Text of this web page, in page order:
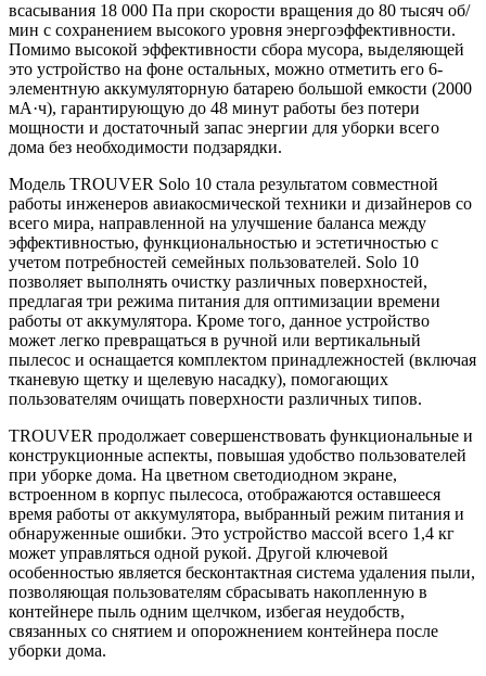
всасывания 18 000 Па при скорости вращения до 80 тысяч об/
мин с сохранением высокого уровня энергоэффективности.
Помимо высокой эффективности сбора мусора, выделяющей
это устройство на фоне остальных, можно отметить его 6-
элементную аккумуляторную батарею большой емкости (2000
мА·ч), гарантирующую до 48 минут работы без потери
мощности и достаточный запас энергии для уборки всего
дома без необходимости подзарядки.
Модель TROUVER Solo 10 стала результатом совместной
работы инженеров авиакосмической техники и дизайнеров со
всего мира, направленной на улучшение баланса между
эффективностью, функциональностью и эстетичностью с
учетом потребностей семейных пользователей. Solo 10
позволяет выполнять очистку различных поверхностей,
предлагая три режима питания для оптимизации времени
работы от аккумулятора. Кроме того, данное устройство
может легко превращаться в ручной или вертикальный
пылесос и оснащается комплектом принадлежностей (включая
тканевую щетку и щелевую насадку), помогающих
пользователям очищать поверхности различных типов.
TROUVER продолжает совершенствовать функциональные и
конструкционные аспекты, повышая удобство пользователей
при уборке дома. На цветном светодиодном экране,
встроенном в корпус пылесоса, отображаются оставшееся
время работы от аккумулятора, выбранный режим питания и
обнаруженные ошибки. Это устройство массой всего 1,4 кг
может управляться одной рукой. Другой ключевой
особенностью является бесконтактная система удаления пыли,
позволяющая пользователям сбрасывать накопленную в
контейнере пыль одним щелчком, избегая неудобств,
связанных со снятием и опорожнением контейнера после
уборки дома.